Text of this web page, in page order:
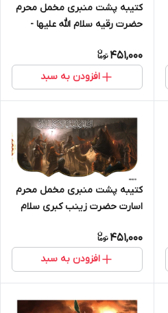
کتیبه پشت منبری مخمل محرم
حضرت رقیه سلام الله علیها -
451,000
افزودن به سبد
کتیبه پشت منبری مخمل محرم
اسارت حضرت زینب کبری سلام
451,000
افزودن به سبد